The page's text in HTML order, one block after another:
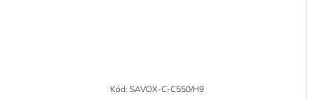
Kód: SAVOX-C-C550/H9